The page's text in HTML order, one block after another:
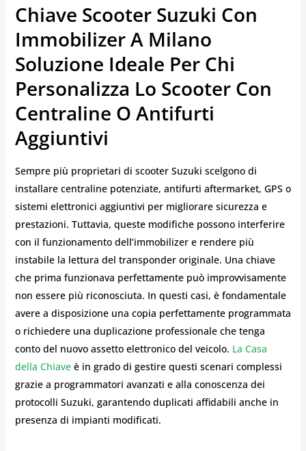
Chiave Scooter Suzuki Con
Immobilizer A Milano
Soluzione Ideale Per Chi
Personalizza Lo Scooter Con
Centraline O Antifurti
Aggiuntivi
Sempre più proprietari di scooter Suzuki scelgono di
installare centraline potenziate, antifurti aftermarket, GPS o
sistemi elettronici aggiuntivi per migliorare sicurezza e
prestazioni. Tuttavia, queste modifiche possono interferire
con il funzionamento dell’immobilizer e rendere più
instabile la lettura del transponder originale. Una chiave
che prima funzionava perfettamente può improvvisamente
non essere più riconosciuta. In questi casi, è fondamentale
avere a disposizione una copia perfettamente programmata
o richiedere una duplicazione professionale che tenga
conto del nuovo assetto elettronico del veicolo. La Casa
della Chiaveè in grado di gestire questi scenari complessi
grazie a programmatori avanzati e alla conoscenza dei
protocolli Suzuki, garantendo duplicati affidabili anche in
presenza di impianti modificati.